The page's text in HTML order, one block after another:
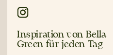
Inspiration von Bella
Green für jeden Tag